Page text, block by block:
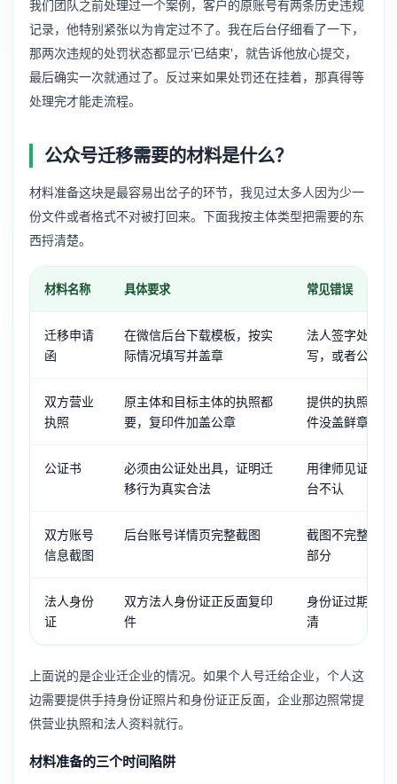
我们团队之前处理过一个案例，客户的原账号有两条历史违规
记录，他特别紧张以为肯定过不了。我在后台仔细看了一下，
那两次违规的处罚状态都显示'已结束'，就告诉他放心提交，
最后确实一次就通过了。反过来如果处罚还在挂着，那真得等
处理完才能走流程。
公众号迁移需要的材料是什么？
材料准备这块是最容易出岔子的环节，我见过太多人因为少一
份文件或者格式不对被打回来。下面我按主体类型把需要的东
西捋清楚。
材料名称 具体要求 常见错误
迁移申请
函
在微信后台下载模板，按实
际情况填写并盖章
法人签字处用
写，或者公章
双方营业
执照
原主体和目标主体的执照都
要，复印件加盖公章
提供的执照已
件没盖鲜章
公证书
必须由公证处出具，证明迁
移行为真实合法
用律师见证函
台不认
双方账号
信息截图
后台账号详情页完整截图
截图不完整，
部分
法人身份
证
双方法人身份证正反面复印
件
身份证过期或
清
上面说的是企业迁企业的情况。如果个人号迁给企业，个人这
边需要提供手持身份证照片和身份证正反面，企业那边照常提
供营业执照和法人资料就行。
材料准备的三个时间陷阱